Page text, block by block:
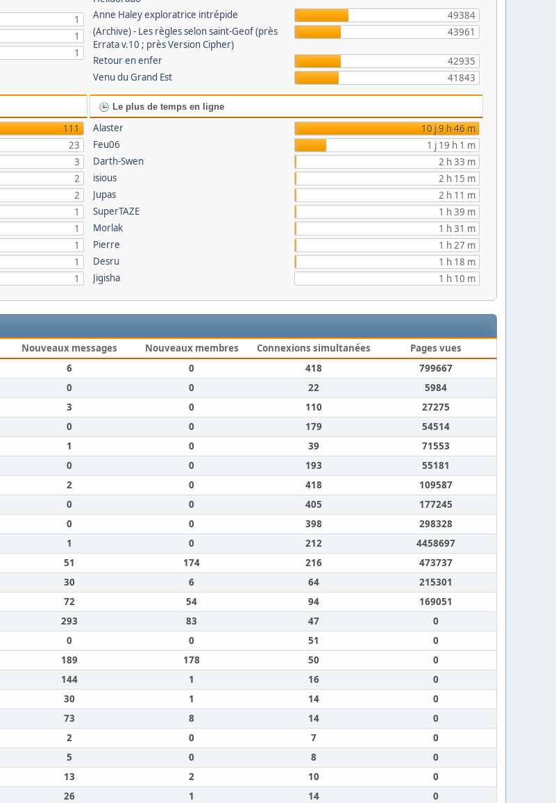
1
1
1
Anne Haley exploratrice intrépide
49384
(Archive) - Les règles selon saint-Geof (près
Errata v.10 ; près Version Cipher)
43961
Retour en enfer
42935
Venu du Grand Est
41843
111
23
3
2
2
1
1
1
1
1
Le plus de temps en ligne
Alaster
10 j 9 h 46 m
Feu06
1 j 19 h 1 m
Darth-Swen
2 h 33 m
isious
2 h 15 m
Jupas
2 h 11 m
SuperTAZE
1 h 39 m
Morlak
1 h 31 m
Pierre
1 h 27 m
Desru
1 h 18 m
Jigisha
1 h 10 m
Nouveaux messages Nouveaux membres Connexions simultanées
Pages vues
6 0 418
799667
0 0 22
5984
3 0 110
27275
0 0 179
54514
1 0 39
71553
0 0 193
55181
2 0 418
109587
0 0 405
177245
0 0 398
298328
1 0 212
4458697
51 174 216
473737
30 6 64
215301
72 54 94
169051
293 83 47
0
0 0 51
0
189 178 50
0
144 1 16
0
30 1 14
0
73 8 14
0
2 0 7
0
5 0 8
0
13 2 10
0
26 1 14
0